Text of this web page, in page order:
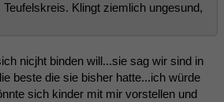
Klingt ziemlich ungesund,
nicjht binden will...sie sag wir sind in
beste die sie bisher hatte...ich würde
sich kinder mit mir vorstellen und